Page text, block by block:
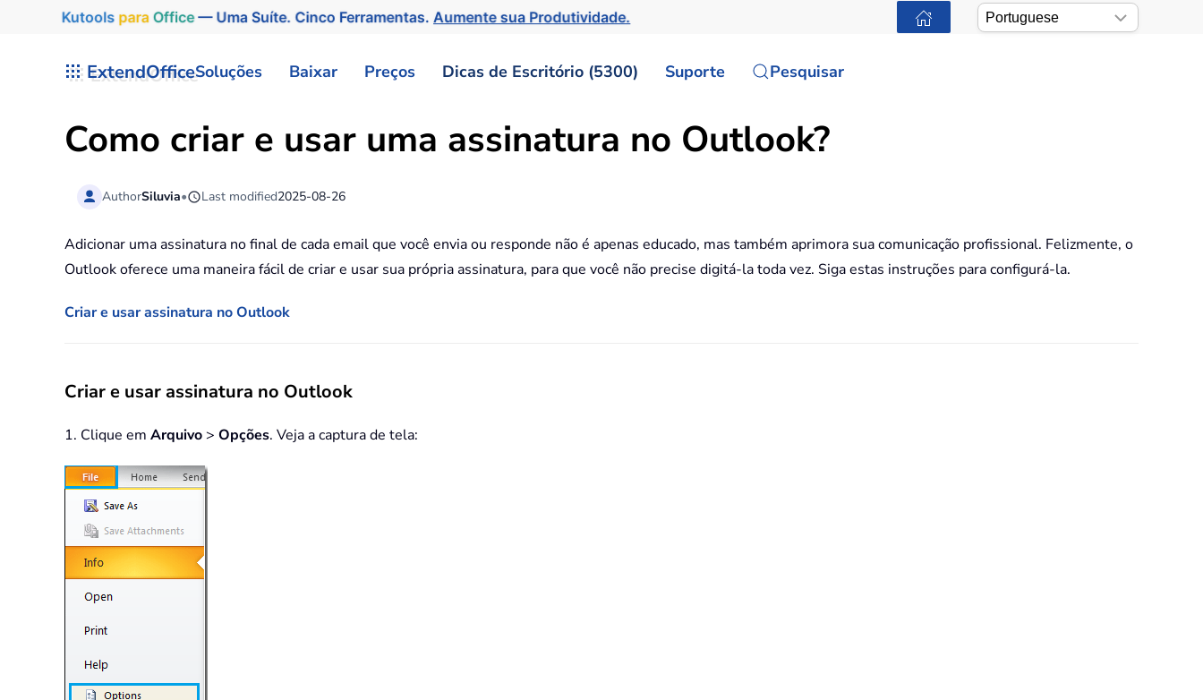
Kutoolspara Office— Uma Suíte. Cinco Ferramentas.Aumente sua Produtividade.
ExtendOfficeSoluções Baixar Preços Dicas de Escritório (5300) Suporte Pesquisar
Como criar e usar uma assinatura no Outlook?
AuthorSiluvia• Last modified2025-08-26
Adicionar uma assinatura no final de cada email que você envia ou responde não é apenas educado, mas também aprimora sua comunicação profissional. Felizmente, o
Outlook oferece uma maneira fácil de criar e usar sua própria assinatura, para que você não precise digitá-la toda vez. Siga estas instruções para configurá-la.
Criar e usar assinatura no Outlook
Criar e usar assinatura no Outlook
1. Clique em Arquivo > Opções. Veja a captura de tela: